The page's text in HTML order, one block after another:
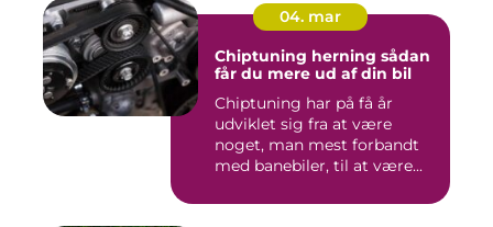
04. mar
Chiptuning herning sådan
får du mere ud af din bil
Chiptuning har på få år
udviklet sig fra at være
noget, man mest forbandt
med banebiler, til at være...